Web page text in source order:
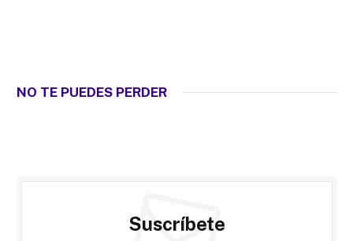
NO TE PUEDES PERDER
Suscríbete